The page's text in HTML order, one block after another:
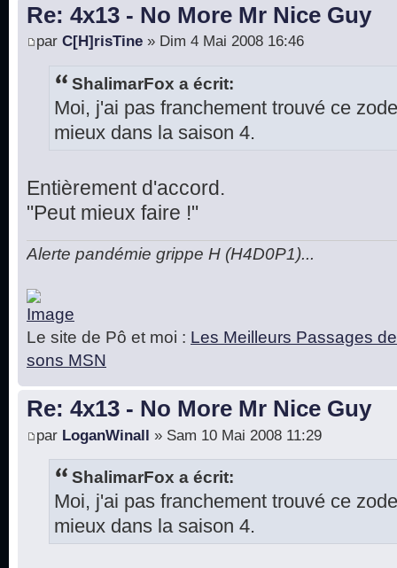
Re: 4x13 - No More Mr Nice Guy
par C[H]risTine » Dim 4 Mai 2008 16:46
ShalimarFox a écrit:
Moi, j'ai pas franchement trouvé ce
mieux dans la saison 4.
Entièrement d'accord.
"Peut mieux faire !"
Alerte pandémie grippe H (H4D0P1)...
Le site de Pô et moi : Les Meilleurs Passages
sons MSN
Re: 4x13 - No More Mr Nice Guy
par LoganWinall » Sam 10 Mai 2008 11:29
ShalimarFox a écrit:
Moi, j'ai pas franchement trouvé ce
mieux dans la saison 4.